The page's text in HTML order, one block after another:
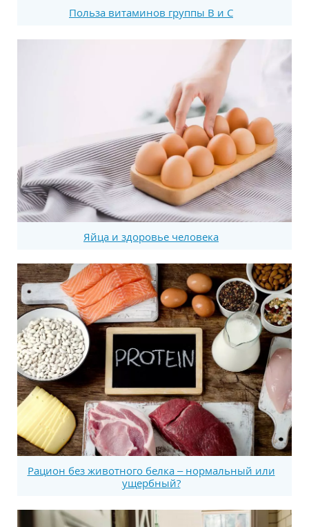
Польза витаминов группы В и С
Яйца и здоровье человека
Рацион без животного белка – нормальный или
ущербный?